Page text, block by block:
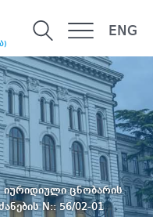
ENG
იურიდიული ცნობარის
N:: 56/02-01